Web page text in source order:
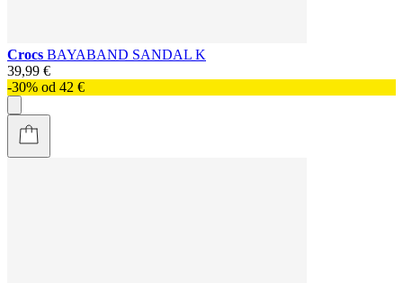
Crocs BAYABAND SANDAL K
39,99 €
-30% od 42 €